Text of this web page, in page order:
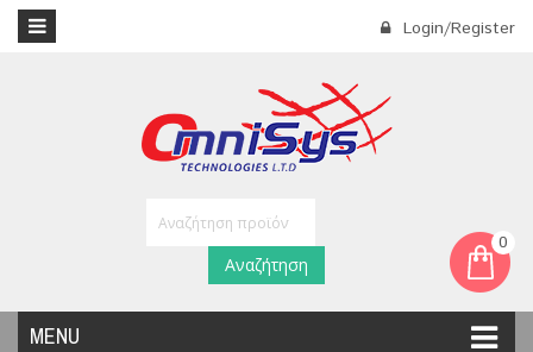
Login/Register
0
MENU
Αναζήτηση